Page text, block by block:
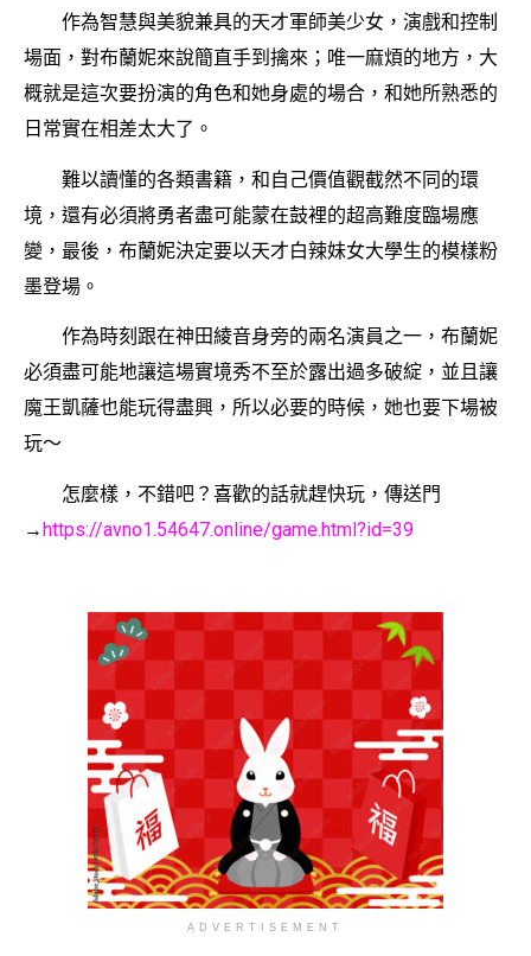
作為智慧與美貌兼具的天才軍師美少女，演戲和控制
場面，對布蘭妮來說簡直手到擒來；唯一麻煩的地方，大
概就是這次要扮演的角色和她身處的場合，和她所熟悉的
日常實在相差太大了。
難以讀懂的各類書籍，和自己價值觀截然不同的環
境，還有必須將勇者盡可能蒙在鼓裡的超高難度臨場應
變，最後，布蘭妮決定要以天才白辣妹女大學生的模樣粉
墨登場。
作為時刻跟在神田綾音身旁的兩名演員之一，布蘭妮
必須盡可能地讓這場實境秀不至於露出過多破綻，並且讓
魔王凱薩也能玩得盡興，所以必要的時候，她也要下場被
玩〜
怎麼樣，不錯吧？喜歡的話就趕快玩，傳送門
→ https://avno1.54647.online/game.html?id=39
ADVERTISEMENT